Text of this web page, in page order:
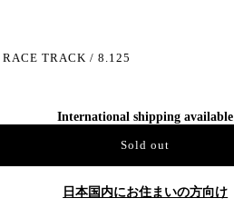
TRACK / 8.125
International shipping available
Sold out
日本国内にお住まいの方向け